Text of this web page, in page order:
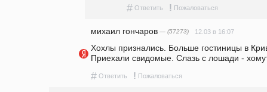
# Ответить ! Пожаловаться
михаил гончаров — (57273) 12.03 в 16:07
Хохлы признались. Больше гостиницы в
Приехали свидомые. Слазь с лошади -
# Ответить ! Пожаловаться